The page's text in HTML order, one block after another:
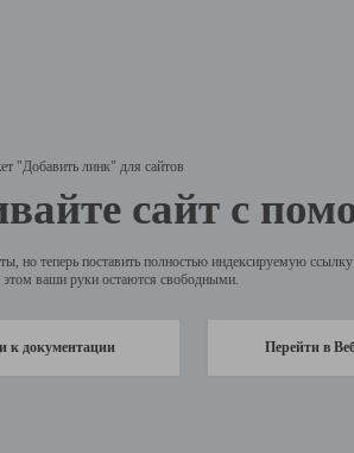
"Добавить линк" для сайтов
сайт с
но теперь поставить полностью индексируемую
этом ваши руки остаются свободными.
к документации Перейти в